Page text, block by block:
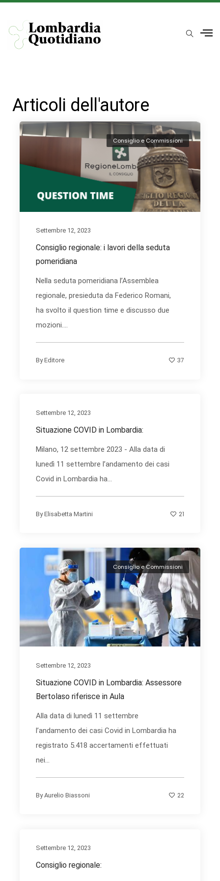
Articoli dell'autore
Consiglio e Commissioni
Settembre 12, 2023
Consiglio regionale: i lavori della seduta
pomeridiana
Nella seduta pomeridiana l’Assemblea
regionale, presieduta da Federico Romani,
ha svolto il question time e discusso due
mozioni....
ByEditore 37
Settembre 12, 2023
Situazione COVID in Lombardia:
Milano, 12 settembre 2023 - Alla data di
lunedì 11 settembre l’andamento dei casi
Covid in Lombardia ha...
ByElisabetta Martini 21
Consiglio e Commissioni
Settembre 12, 2023
Situazione COVID in Lombardia: Assessore
Bertolaso riferisce in Aula
Alla data di lunedì 11 settembre
l’andamento dei casi Covid in Lombardia ha
registrato 5.418 accertamenti effettuati
nei...
ByAurelio Biassoni 22
Settembre 12, 2023
Consiglio regionale: